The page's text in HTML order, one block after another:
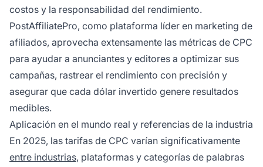
costos y la responsabilidad del rendimiento.
PostAffiliatePro, como plataforma líder en marketing de
afiliados, aprovecha extensamente las métricas de CPC
para ayudar a anunciantes y editores a optimizar sus
campañas, rastrear el rendimiento con precisión y
asegurar que cada dólar invertido genere resultados
medibles.
Aplicación en el mundo real y referencias de la industria
En 2025, las tarifas de CPC varían significativamente
entre industrias, plataformas y categorías de palabras